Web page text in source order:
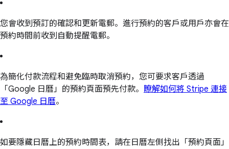
您會收到預訂的確認和更新電郵。進行預約的客戶或用戶亦會在
預約時間前收到自動提醒電郵。
為簡化付款流程和避免臨時取消預約，您可要求客戶透過
「Google 日曆」的預約頁面預先付款。 瞭解如何將 Stripe 連接
至 Google 日曆。
如要隱藏日曆上的預約時間表，請在日曆左側找出「預約頁面」